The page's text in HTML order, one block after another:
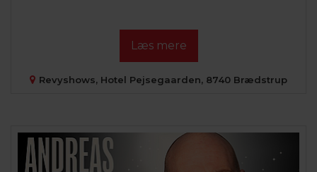
Læs mere
Revyshows, Hotel Pejsegaarden, 8740 Brædstrup